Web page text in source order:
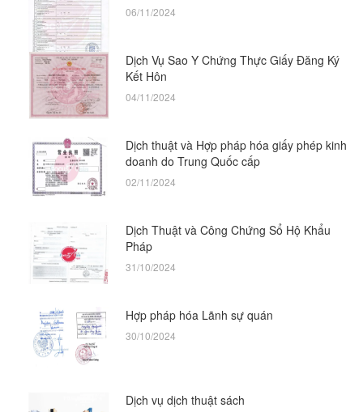
06/11/2024
Dịch Vụ Sao Y Chứng Thực Giấy Đăng Ký
Kết Hôn
04/11/2024
Dịch thuật và Hợp pháp hóa giấy phép kinh
doanh do Trung Quốc cấp
02/11/2024
Dịch Thuật và Công Chứng Sổ Hộ Khẩu
Pháp
31/10/2024
Hợp pháp hóa Lãnh sự quán
30/10/2024
Dịch vụ dịch thuật sách